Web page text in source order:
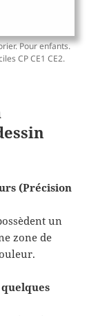
Pour enfants.
CP CE1 CE2.
(Précision
un
zone de